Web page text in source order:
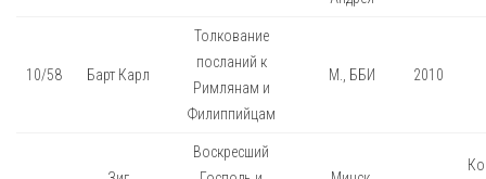
10/58 Барт Карл
Толкование
посланий к
Римлянам и
Филиппийцам
М., ББИ 2010
Воскресший